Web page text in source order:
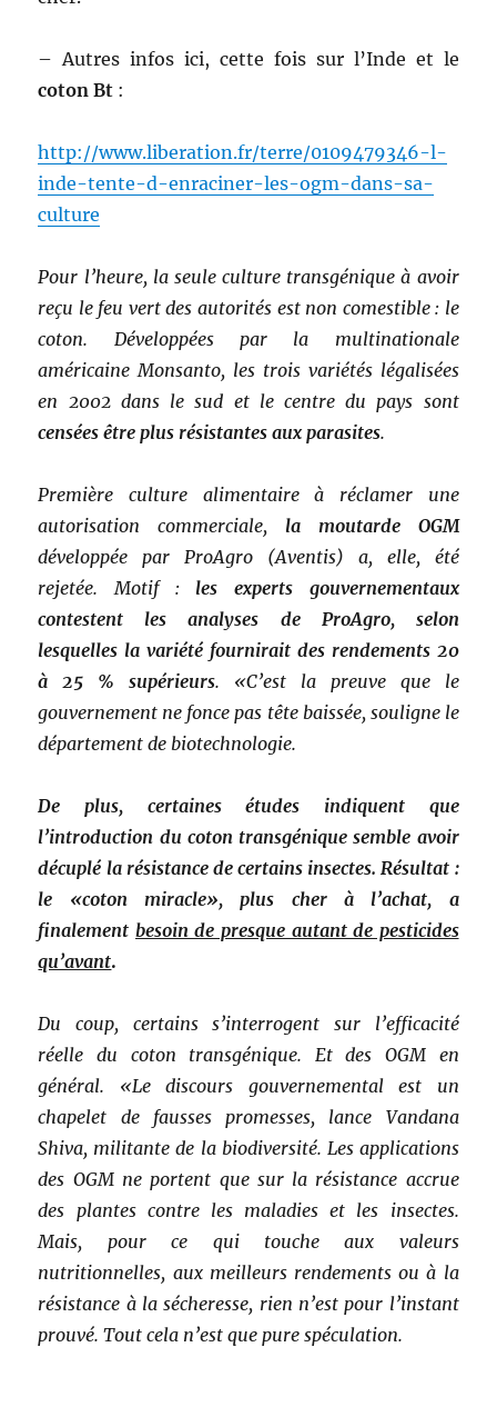
– Autres infos ici, cette fois sur l’Inde et le
coton Bt :
http://www.liberation.fr/terre/0109479346-l-
inde-tente-d-enraciner-les-ogm-dans-sa-
culture
Pour l’heure, la seule culture transgénique à avoir
reçu le feu vert des autorités est non comestible : le
coton. Développées par la multinationale
américaine Monsanto, les trois variétés légalisées
en 2002 dans le sud et le centre du pays sont
censées être plus résistantes aux parasites.
Première culture alimentaire à réclamer une
autorisation commerciale, la moutarde OGM
développée par ProAgro (Aventis) a, elle, été
rejetée. Motif : les experts gouvernementaux
contestent les analyses de ProAgro, selon
lesquelles la variété fournirait des rendements 20
à 25 % supérieurs. «C’est la preuve que le
gouvernement ne fonce pas tête baissée, souligne le
département de biotechnologie.
De plus, certaines études indiquent que
l’introduction du coton transgénique semble avoir
décuplé la résistance de certains insectes. Résultat :
le «coton miracle», plus cher à l’achat, a
finalement besoin de presque autant de pesticides
qu’avant.
Du coup, certains s’interrogent sur l’efficacité
réelle du coton transgénique. Et des OGM en
général. «Le discours gouvernemental est un
chapelet de fausses promesses, lance Vandana
Shiva, militante de la biodiversité. Les applications
des OGM ne portent que sur la résistance accrue
des plantes contre les maladies et les insectes.
Mais, pour ce qui touche aux valeurs
nutritionnelles, aux meilleurs rendements ou à la
résistance à la sécheresse, rien n’est pour l’instant
prouvé. Tout cela n’est que pure spéculation.